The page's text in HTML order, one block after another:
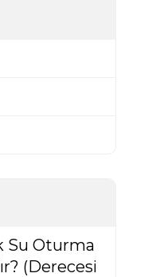
Su Oturma
(Derecesi